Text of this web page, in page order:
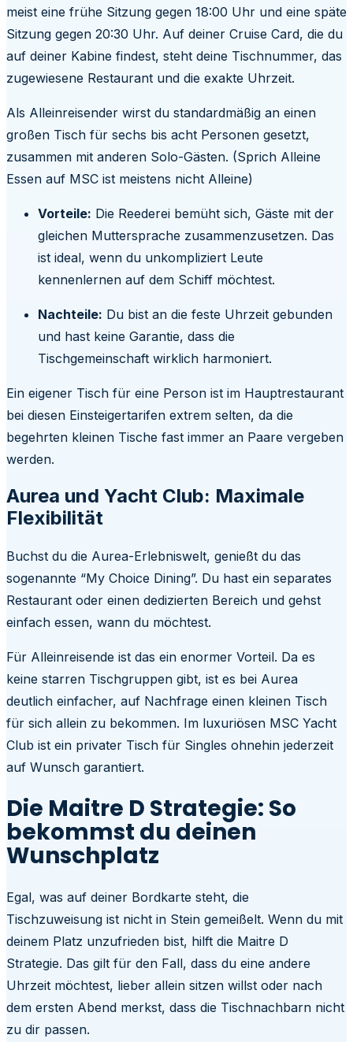
meist eine frühe Sitzung gegen 18:00 Uhr und eine späte
Sitzung gegen 20:30 Uhr. Auf deiner Cruise Card, die du
auf deiner Kabine findest, steht deine Tischnummer, das
zugewiesene Restaurant und die exakte Uhrzeit.
Als Alleinreisender wirst du standardmäßig an einen
großen Tisch für sechs bis acht Personen gesetzt,
zusammen mit anderen Solo-Gästen. (Sprich Alleine
Essen auf MSC ist meistens nicht Alleine)
Vorteile: Die Reederei bemüht sich, Gäste mit der
gleichen Muttersprache zusammenzusetzen. Das
ist ideal, wenn du unkompliziert Leute
kennenlernen auf dem Schiff möchtest.
Nachteile: Du bist an die feste Uhrzeit gebunden
und hast keine Garantie, dass die
Tischgemeinschaft wirklich harmoniert.
Ein eigener Tisch für eine Person ist im Hauptrestaurant
bei diesen Einsteigertarifen extrem selten, da die
begehrten kleinen Tische fast immer an Paare vergeben
werden.
Aurea und Yacht Club: Maximale
Flexibilität
Buchst du die Aurea-Erlebniswelt, genießt du das
sogenannte “My Choice Dining”. Du hast ein separates
Restaurant oder einen dedizierten Bereich und gehst
einfach essen, wann du möchtest.
Für Alleinreisende ist das ein enormer Vorteil. Da es
keine starren Tischgruppen gibt, ist es bei Aurea
deutlich einfacher, auf Nachfrage einen kleinen Tisch
für sich allein zu bekommen. Im luxuriösen MSC Yacht
Club ist ein privater Tisch für Singles ohnehin jederzeit
auf Wunsch garantiert.
Die Maitre D Strategie: So
bekommst du deinen
Wunschplatz
Egal, was auf deiner Bordkarte steht, die
Tischzuweisung ist nicht in Stein gemeißelt. Wenn du mit
deinem Platz unzufrieden bist, hilft die Maitre D
Strategie. Das gilt für den Fall, dass du eine andere
Uhrzeit möchtest, lieber allein sitzen willst oder nach
dem ersten Abend merkst, dass die Tischnachbarn nicht
zu dir passen.